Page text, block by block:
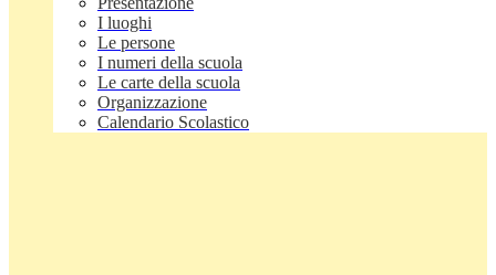
I luoghi
Le persone
I numeri della scuola
Le carte della scuola
Organizzazione
Calendario Scolastico